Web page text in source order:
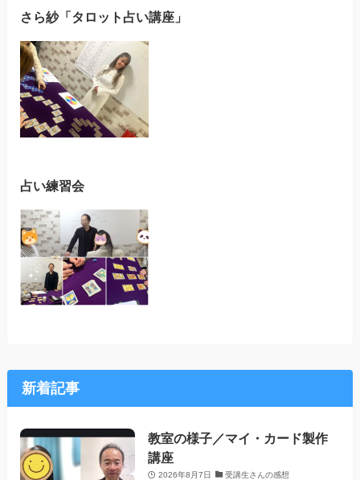
さら紗「タロット占い講座」
占い練習会
新着記事
教室の様子／マイ・カード製作
講座
2026年8月7日 受講生さんの感想